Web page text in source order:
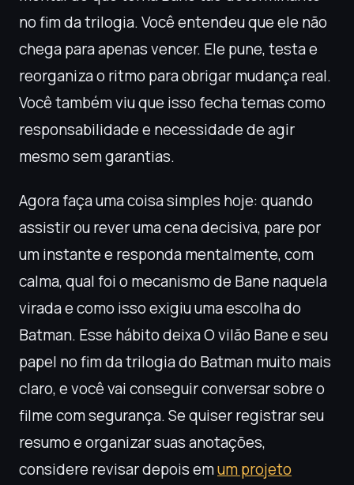
no fim da trilogia. Você entendeu que ele não
chega para apenas vencer. Ele pune, testa e
reorganiza o ritmo para obrigar mudança real.
Você também viu que isso fecha temas como
responsabilidade e necessidade de agir
mesmo sem garantias.
Agora faça uma coisa simples hoje: quando
assistir ou rever uma cena decisiva, pare por
um instante e responda mentalmente, com
calma, qual foi o mecanismo de Bane naquela
virada e como isso exigiu uma escolha do
Batman. Esse hábito deixa O vilão Bane e seu
papel no fim da trilogia do Batman muito mais
claro, e você vai conseguir conversar sobre o
filme com segurança. Se quiser registrar seu
resumo e organizar suas anotações,
considere revisar depois emum projeto